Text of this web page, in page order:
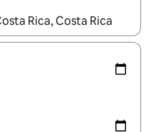
се покажат, използвайте